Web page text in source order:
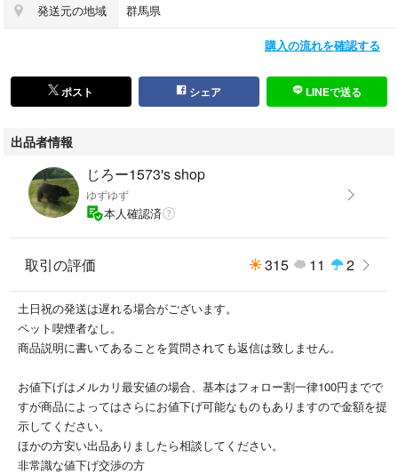
1100円以上の商品はフォロー＋商品購入希望コメントで100円お値引き致
簡易包装、リサイクル資材で発送しますので完品を求める方はご遠慮くだ
さいませ。
その分お値段の安くなっていますのでご了承の上ご購入お願いします。
商品のデザインや色、状態には主観を伴い表現及び受け止め方に個人差が
ございます
保管上または梱包でのシワはご了承ください
商品説明、商品画像と一部相違がある可能性があります。
プロフィールも一読、了承されてからのご購入お願いします。
購入後のクレームは対応しかねますので上記をしっかりとご理解いした上
管理用箱番号【28h612】
発送元の地域 群馬県
購入の流れを確認する
ポスト シェア LINEで送る
出品者情報
じろー1573's shop
ゆずゆず
本人確認済
取引の評価 315 11 2
土日祝の発送は遅れる場合がございます。
ペット喫煙者なし。
商品説明に書いてあることを質問されても返信は致しません。
お値下げはメルカリ最安値の場合、基本はフォロー割一律100円までで
すが商品によってはさらにお値下げ可能なものもありますので金額を提
示してください。
ほかの方安い出品ありましたら相談してください。
非常識な値下げ交渉の方